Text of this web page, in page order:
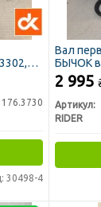
176.3730
30498-4
Вал
БЫЧОК в
2 995
Артикул:
RIDER